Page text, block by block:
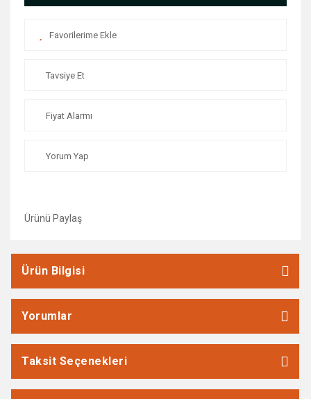
Tavsiye Et
Fiyat Alarmı
Yorum Yap
Ürünü Paylaş
Ürün Bilgisi
Yorumlar
Taksit Seçenekleri